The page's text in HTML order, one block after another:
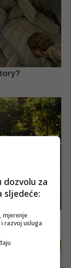
za
sljedeće:
mjerenje
razvoj usluga